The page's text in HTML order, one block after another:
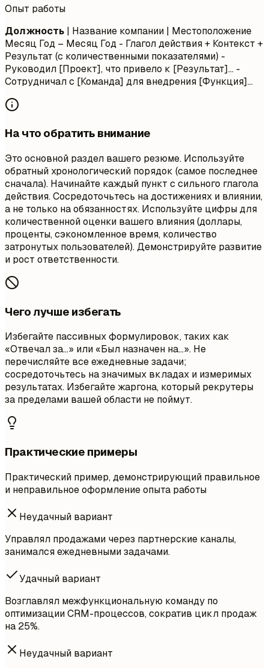
Опыт работы
Должность | Название компании | Местоположение
Месяц Год – Месяц Год - Глагол действия + Контекст +
Результат (с количественными показателями) -
Руководил [Проект], что привело к [Результат]... -
Сотрудничал с [Команда] для внедрения [Функция]...
На что обратить внимание
Это основной раздел вашего резюме. Используйте
обратный хронологический порядок (самое последнее
сначала). Начинайте каждый пункт с сильного глагола
действия. Сосредоточьтесь на достижениях и влиянии,
а не только на обязанностях. Используйте цифры для
количественной оценки вашего влияния (доллары,
проценты, сэкономленное время, количество
затронутых пользователей). Демонстрируйте развитие
и рост ответственности.
Чего лучше избегать
Избегайте пассивных формулировок, таких как
«Отвечал за…» или «Был назначен на…». Не
перечисляйте все ежедневные задачи;
сосредоточьтесь на значимых вкладах и измеримых
результатах. Избегайте жаргона, который рекрутеры
за пределами вашей области не поймут.
Практические примеры
Практический пример, демонстрирующий правильное
и неправильное оформление опыта работы
Неудачный вариант
Управлял продажами через партнерские каналы,
занимался ежедневными задачами.
Удачный вариант
Возглавлял межфункциональную команду по
оптимизации CRM-процессов, сократив цикл продаж
на 25%.
Неудачный вариант